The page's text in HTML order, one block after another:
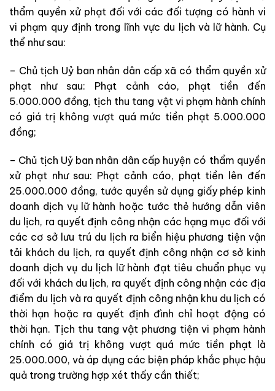
thẩm quyền xử phạt đối với các đối tượng có hành vi
vi phạm quy định trong lĩnh vực du lịch và lữ hành. Cụ
thể như sau:
– Chủ tịch Uỷ ban nhân dân cấp xã có thẩm quyền xử
phạt như sau: Phạt cảnh cáo, phạt tiền đến
5.000.000 đồng, tịch thu tang vật vi phạm hành chính
có giá trị không vượt quá mức tiền phạt 5.000.000
đồng;
– Chủ tịch Uỷ ban nhân dân cấp huyện có thẩm quyền
xử phạt như sau: Phạt cảnh cáo, phạt tiền lên đến
25.000.000 đồng, tước quyền sử dụng giấy phép kinh
doanh dịch vụ lữ hành hoặc tước thẻ hướng dẫn viên
du lịch, ra quyết định công nhận các hạng mục đối với
các cơ sở lưu trú du lịch ra biển hiệu phương tiện vận
tải khách du lịch, ra quyết định công nhận cơ sở kinh
doanh dịch vụ du lịch lữ hành đạt tiêu chuẩn phục vụ
đối với khách du lịch, ra quyết định công nhận các địa
điểm du lịch và ra quyết định công nhận khu du lịch có
thời hạn hoặc ra quyết định đình chỉ hoạt động có
thời hạn. Tịch thu tang vật phương tiện vi phạm hành
chính có giá trị không vượt quá mức tiền phạt là
25.000.000, và áp dụng các biện pháp khắc phục hậu
quả trong trường hợp xét thấy cần thiết;